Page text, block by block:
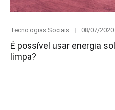
Category
Tecnologias Sociais
Posted
08/07/2020
É possível usar energia
limpa?